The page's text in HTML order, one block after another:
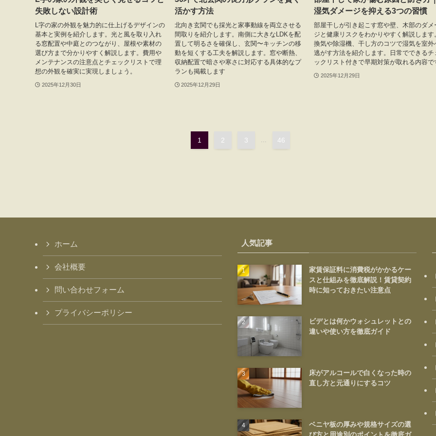
失敗しない設計術
L字の家の外観を魅力的に仕上げるデザインの
基本と実例を紹介します。光と風を取り入れ
る窓配置や中庭とのつながり、屋根や素材の
選び方まで分かりやすく解説します。費用や
メンテナンスの注意点とチェックリストで理
想の外観を確実に実現しましょう。
2025年12月30日
活かす方法
北向き玄関でも採光と家事動線を両立させる
間取りを紹介します。南側に大きなLDKを配
置して明るさを確保し、玄関〜キッチンの移
動を短くする工夫を解説します。窓や断熱、
収納配置で暗さや寒さに対応する具体的なプ
ランも掲載します
2025年12月29日
湿気ダメージを抑える3つの習慣
部屋干しが引き起こす窓や壁、木部のダメ
ジと健康リスクをわかりやすく解説します
換気や除湿機、干し方のコツで湿気を室外
逃がす方法を紹介します。日常でできるチ
ックリスト付きで早期対策が取れる内容で
2025年12月29日
1 2 3 46
ホーム
会社概要
問い合わせフォーム
プライバシーポリシー
人気記事
家賃保証料に消費税がかかるケー
スと仕組みを徹底解説！賃貸契約
時に知っておきたい注意点
ビデとは何かウォシュレットとの
違いや使い方を徹底ガイド
床がアルコールで白くなった時の
直し方と元通りにするコツ
ベニヤ板の厚みや規格サイズの選
び方と用途別のポイントを徹底ガ